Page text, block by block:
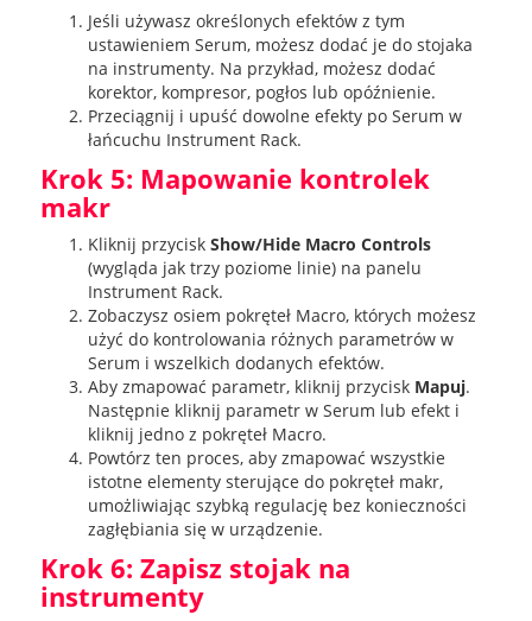
Jeśli używasz określonych efektów z tym
ustawieniem Serum, możesz dodać je do stojaka
na instrumenty. Na przykład, możesz dodać
korektor, kompresor, pogłos lub opóźnienie.
Przeciągnij i upuść dowolne efekty po Serum w
łańcuchu Instrument Rack.
Krok 5: Mapowanie kontrolek
makr
Kliknij przycisk Show/Hide Macro Controls
(wygląda jak trzy poziome linie) na panelu
Instrument Rack.
Zobaczysz osiem pokręteł Macro, których możesz
użyć do kontrolowania różnych parametrów w
Serum i wszelkich dodanych efektów.
Aby zmapować parametr, kliknij przycisk Mapuj.
Następnie kliknij parametr w Serum lub efekt i
kliknij jedno z pokręteł Macro.
Powtórz ten proces, aby zmapować wszystkie
istotne elementy sterujące do pokręteł makr,
umożliwiając szybką regulację bez konieczności
zagłębiania się w urządzenie.
Krok 6: Zapisz stojak na
instrumenty